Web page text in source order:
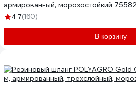
армированный, морозостойкий
4.7(160)
В корзину